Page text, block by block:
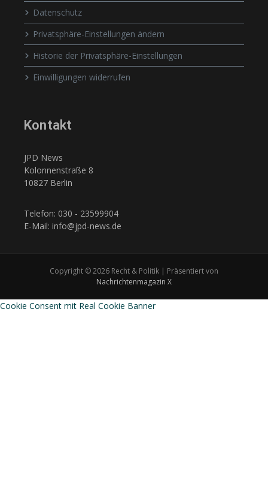
Datenschutz
Privatsphäre-Einstellungen ändern
Historie der Privatsphäre-Einstellungen
Einwilligungen widerrufen
Kontakt
JPD News
Kolonnenstraße 8
10827 Berlin
Telefon: 030 - 23599904
E-Mail: info@jpd-news.de
Copyright © 2026 Recht & Politik | Präsentiert von
Nachrichtenmagazin X
Cookie Consent mit Real Cookie Banner